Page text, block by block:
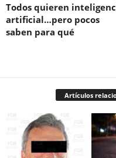
Todos quieren
artificial…pero pocos
saben para qué
Artículos